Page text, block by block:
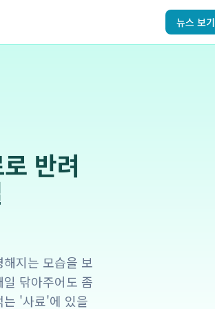
뉴스 보기
반려
지는 모습을 보
닦아주어도 좀
는 '사료'에 있을